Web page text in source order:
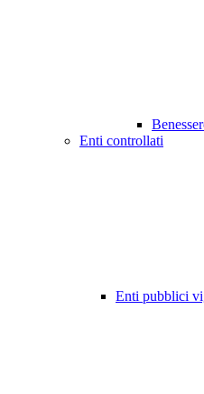
Enti controllati
Enti pubblici